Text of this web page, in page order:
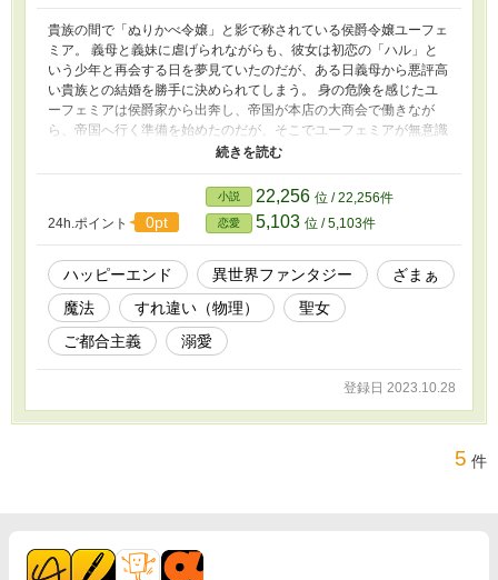
貴族の間で「ぬりかべ令嬢」と影で称されている侯爵令嬢ユーフェ
ミア。 義母と義妹に虐げられながらも、彼女は初恋の「ハル」と
いう少年と再会する日を夢見ていたのだが、ある日義母から悪評高
い貴族との結婚を勝手に決められてしまう。 身の危険を感じたユ
ーフェミアは侯爵家から出奔し、帝国が本店の大商会で働きなが
ら、帝国へ行く準備を始めたのだが、そこでユーフェミアが無意識
に使っていた魔法が実は聖女、大魔導師レベルの伝説級聖魔法だっ
編んだブレスレットは聖宝レベル、お化け避けの結界は聖域に。
そしてユーフェミアを巡り、帝国・法国・魔導国の三大国が、世界
が動き出す──。
24h.ポイント 0pt
小説 22,256 位 / 22,256件
恋愛 5,103 位 / 5,103件
ハッピーエンド 異世界ファンタジー
ざまぁ
魔法
すれ違い（物理）
聖女
ご都合主義
溺愛
登録日 2023.10.28
5 件